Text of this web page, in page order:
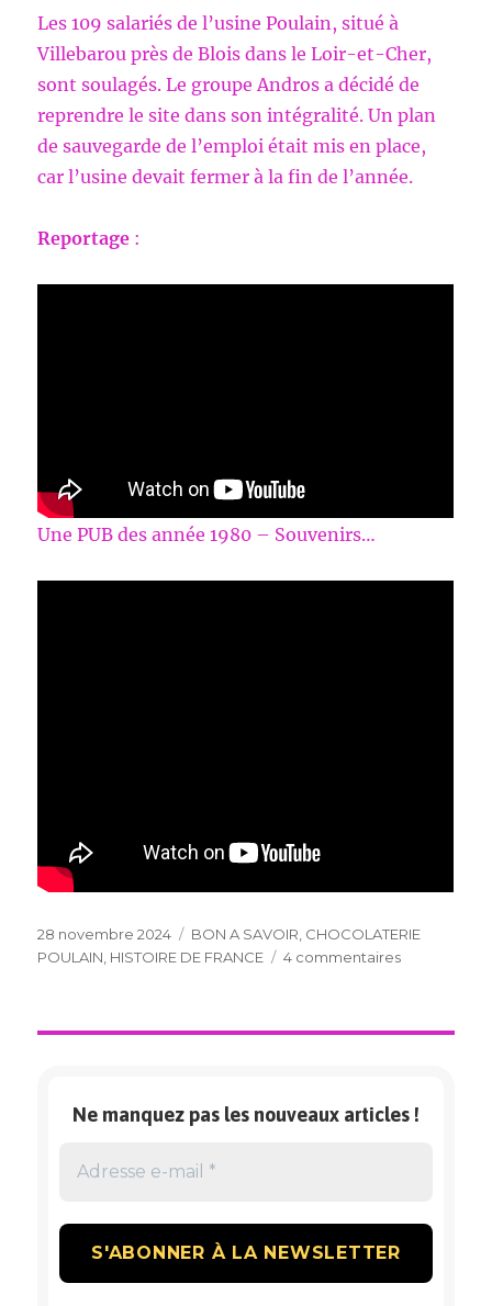
Les 109 salariés de l’usine Poulain, situé à
Villebarou près de Blois dans le Loir-et-Cher,
sont soulagés. Le groupe Andros a décidé de
reprendre le site dans son intégralité. Un plan
de sauvegarde de l’emploi était mis en place,
car l’usine devait fermer à la fin de l’année.
Reportage :
Une PUB des année 1980 – Souvenirs…
Publié
le
28 novembre 2024 Catégories
BON A SAVOIR CHOCOLATERIE
POULAIN HISTOIRE DE FRANCE 4 commentairessur
Ne manquez pas les nouveaux articles !